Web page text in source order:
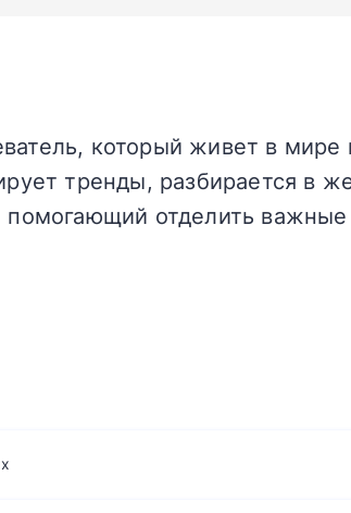
который живет в
тренды, разбирается в
отделить